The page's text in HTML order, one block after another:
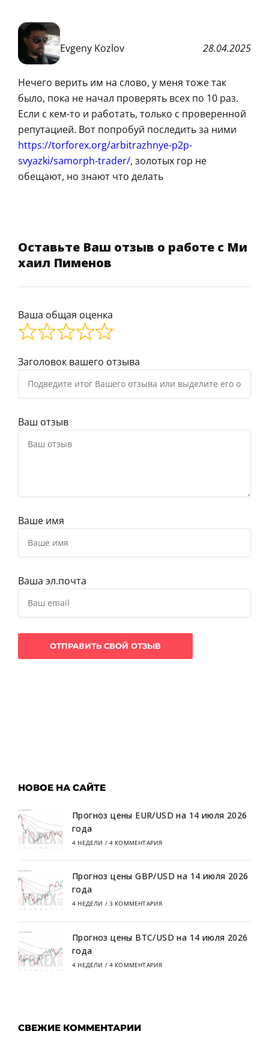
Evgeny Kozlov 28.04.2025
Нечего верить им на слово, у меня тоже так
было, пока не начал проверять всех по 10 раз.
Если с кем-то и работать, только с проверенной
репутацией. Вот попробуй последить за ними
https://torforex.org/arbitrazhnye-p2p-
svyazki/samorph-trader/, золотых гор не
обещают, но знают что делать
Оставьте Ваш отзыв о работе с Ми
хаил Пименов
Ваша общая оценка
Заголовок вашего отзыва
Ваш отзыв
Ваше имя
Ваша эл.почта
НОВОЕ НА САЙТЕ
Прогноз цены EUR/USD на 14 июля 2026
года
4 НЕДЕЛИ / 4 КОММЕНТАРИЯ
Прогноз цены GBP/USD на 14 июля 2026
года
4 НЕДЕЛИ / 3 КОММЕНТАРИЯ
Прогноз цены BTC/USD на 14 июля 2026
года
4 НЕДЕЛИ / 4 КОММЕНТАРИЯ
СВЕЖИЕ КОММЕНТАРИИ